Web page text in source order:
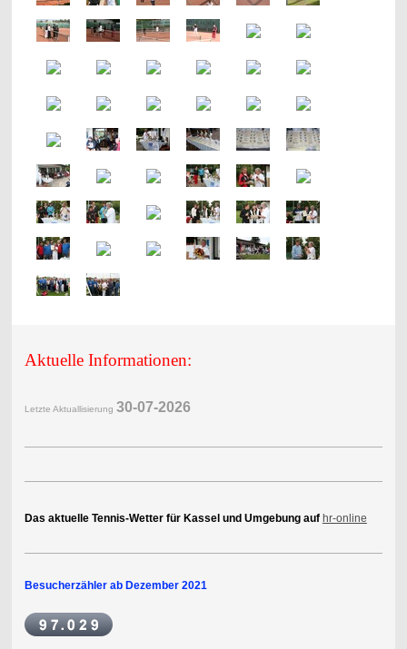
Aktuelle Informationen:
Letzte Aktuallisierung 30-07-2026
Das aktuelle Tennis-Wetter für Kassel und Umgebung auf hr-online
Besucherzähler ab Dezember 2021